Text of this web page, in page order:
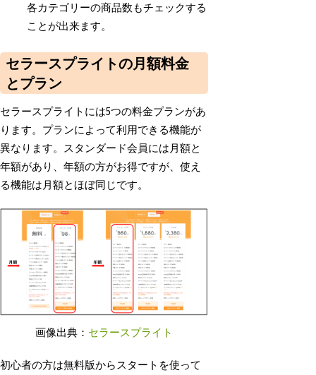
各カテゴリーの商品数もチェックする
ことが出来ます。
セラースプライトの月額料金
とプラン
セラースプライトには5つの料金プランがあ
ります。プランによって利用できる機能が
異なります。スタンダード会員には月額と
年額があり、年額の方がお得ですが、使え
る機能は月額とほぼ同じです。
画像出典： セラースプライト
初心者の方は無料版からスタートを使って